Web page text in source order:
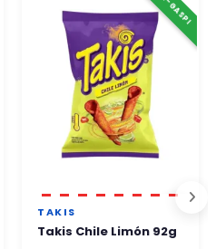
TAKIS
Takis Chile Limón 92g